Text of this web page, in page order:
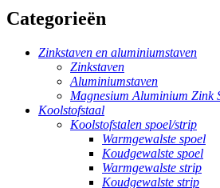
Categorieën
Zinkstaven en aluminiumstaven
Zinkstaven
Aluminiumstaven
Magnesium Aluminium Zink
Koolstofstaal
Koolstofstalen spoel/strip
Warmgewalste spoel
Koudgewalste spoel
Warmgewalste strip
Koudgewalste strip